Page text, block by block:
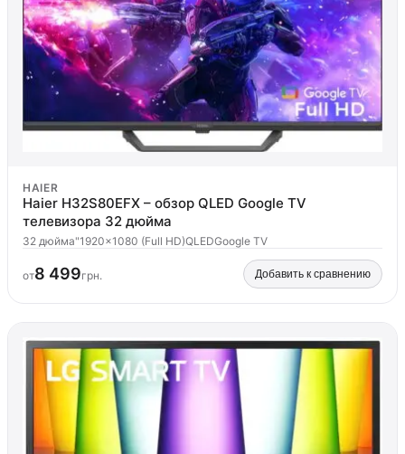
HAIER
Haier H32S80EFX – обзор QLED Google TV
телевизора 32 дюйма
32 дюйма"1920x1080 (Full HD)QLEDGoogle TV
от8 499грн. Добавить к сравнению